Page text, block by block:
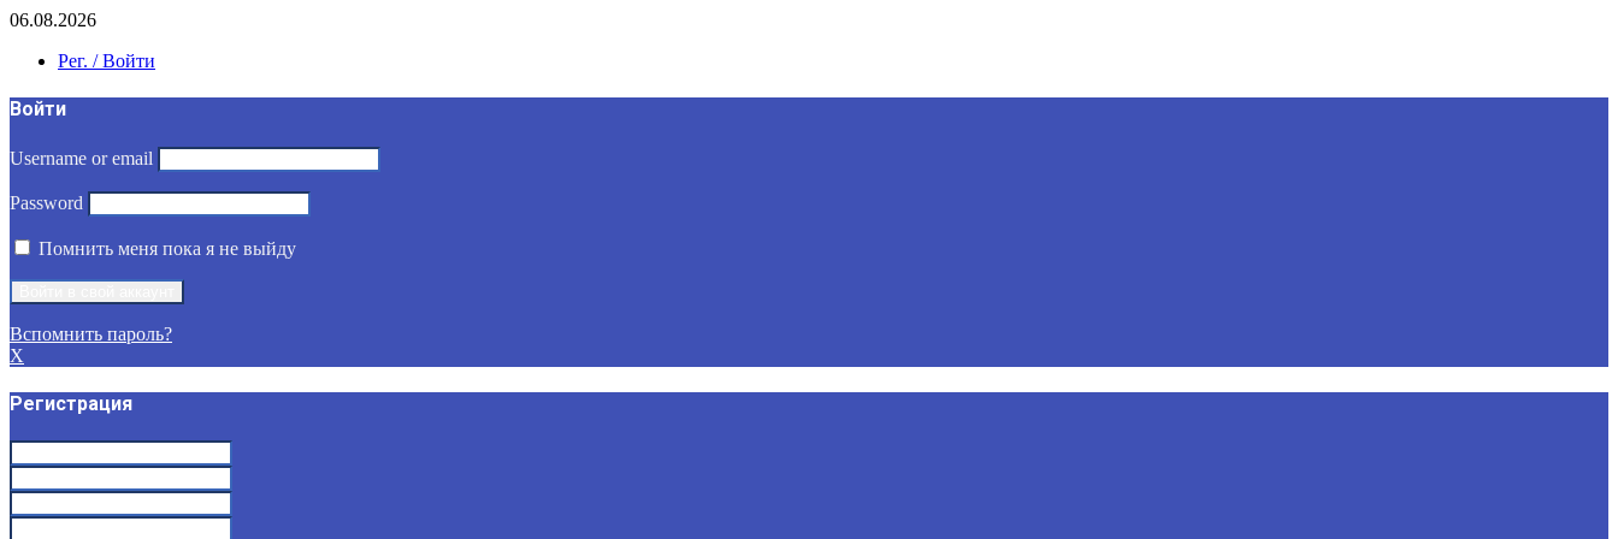
06.08.2026
Рег. / Войти
Войти
Username or email
Password
Помнить меня пока я не выйду
Вспомнить пароль?
X
Регистрация